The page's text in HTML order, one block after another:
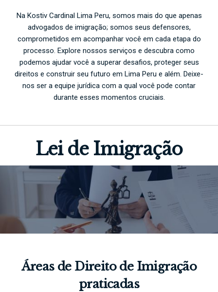
Na Kostiv Cardinal Lima Peru, somos mais do que apenas
advogados de imigração; somos seus defensores,
comprometidos em acompanhar você em cada etapa do
processo. Explore nossos serviços e descubra como
podemos ajudar você a superar desafios, proteger seus
direitos e construir seu futuro em Lima Peru e além. Deixe-
nos ser a equipe jurídica com a qual você pode contar
durante esses momentos cruciais.
Lei de Imigração
Áreas de Direito de Imigração
praticadas